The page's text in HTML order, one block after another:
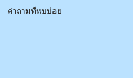
คำถามที่พบบ่อย